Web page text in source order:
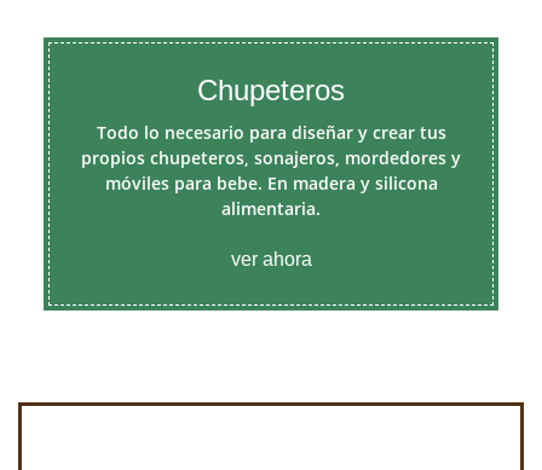
Chupeteros
Todo lo necesario para diseñar y crear tus
propios chupeteros, sonajeros, mordedores y
móviles para bebe. En madera y silicona
alimentaria.
ver ahora